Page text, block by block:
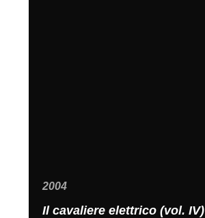
2004
Il cavaliere elettrico (vol. IV)